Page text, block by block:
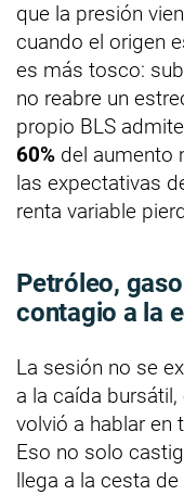
que la presión
cuando el origen
es más tosco:
no reabre un
propio BLS
60% del aumento
las expectativas
renta variable
Petróleo,
contagio a la
La sesión no se
a la caída
volvió a hablar en
Eso no solo
llega a la cesta